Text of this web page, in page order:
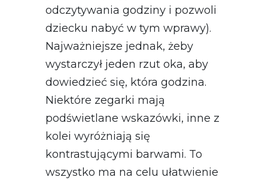
odczytywania godziny i pozwoli
dziecku nabyć w tym wprawy).
Najważniejsze jednak, żeby
wystarczył jeden rzut oka, aby
dowiedzieć się, która godzina.
Niektóre zegarki mają
podświetlane wskazówki, inne z
kolei wyróżniają się
kontrastującymi barwami. To
wszystko ma na celu ułatwienie